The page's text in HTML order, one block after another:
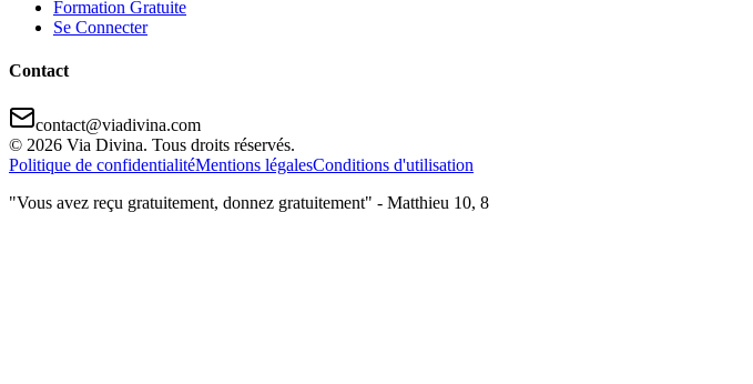
Formation Gratuite
Se Connecter
Contact
contact@viadivina.com
© 2026 Via Divina. Tous droits réservés.
Politique de confidentialitéMentions légalesConditions d'utilisation
"Vous avez reçu gratuitement, donnez gratuitement" - Matthieu 10, 8